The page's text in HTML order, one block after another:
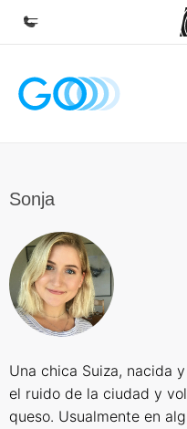
Accueil
Trouver un bureau
A propos de nous
Qui sommes-nous ?
Rejoignez nos équipes
Sonja
Una chica Suiza, nacida
el ruido de la ciudad y
queso. Usualmente en